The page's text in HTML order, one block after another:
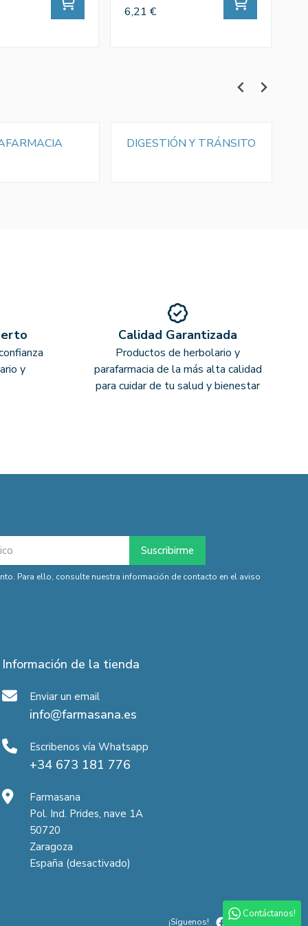
6,21 €
DIGESTIÓN Y TRÁNSITO
y
Calidad Garantizada
Productos de herbolario y
parafarmacia de la más alta calidad
para cuidar de tu salud y bienestar
Para ello, consulte nuestra información de contacto en el aviso
Información de la tienda
Enviar un email
info@farmasana.es
Escribenos vía Whatsapp
+34 673 181 776
Farmasana
Pol. Ind. Prides, nave 1A
50720
Zaragoza
España (desactivado)
¡Síguenos!
Contáctanos!